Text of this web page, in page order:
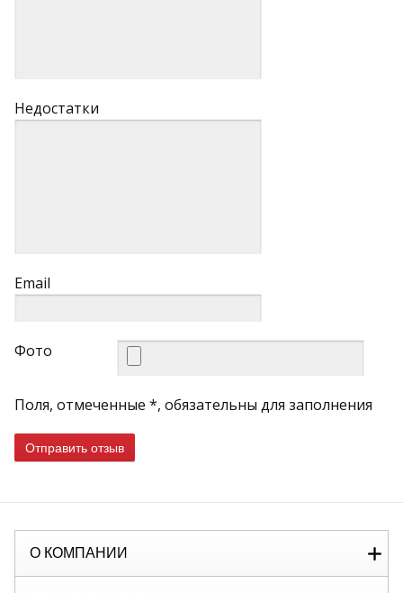
Недостатки
Email
Фото
Поля, отмеченные *, обязательны для заполнения
Отправить отзыв
О КОМПАНИИ